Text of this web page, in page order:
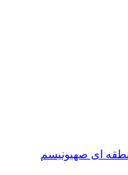
ای صهیونیسم